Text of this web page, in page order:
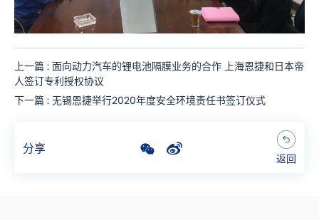
上一篇 : 面向动力汽车的锂电池隔膜业务的合作 上海恩捷和日本帝
人签订专利授权协议
下一篇 : 无锡恩捷举行2020年度安全环境责任书签订仪式
分享
返回